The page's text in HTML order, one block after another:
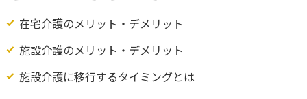
在宅介護のメリット・デメリット
施設介護のメリット・デメリット
施設介護に移行するタイミングとは